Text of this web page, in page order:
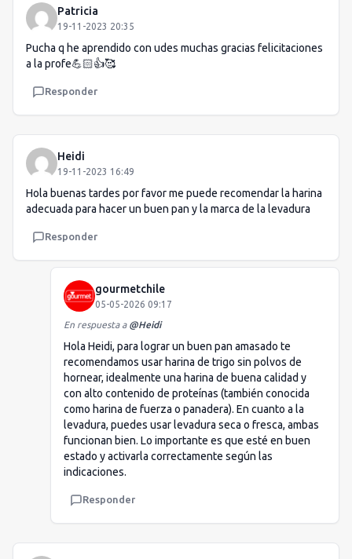
Patricia
19-11-2023 20:35
Pucha q he aprendido con udes muchas gracias felicitaciones
a la profe💪🏻👍🥰
Responder
Heidi
19-11-2023 16:49
Hola buenas tardes por favor me puede recomendar la harina
adecuada para hacer un buen pan y la marca de la levadura
Responder
gourmetchile
05-05-2026 09:17
En respuesta a @Heidi
Hola Heidi, para lograr un buen pan amasado te
recomendamos usar harina de trigo sin polvos de
hornear, idealmente una harina de buena calidad y
con alto contenido de proteínas (también conocida
como harina de fuerza o panadera). En cuanto a la
levadura, puedes usar levadura seca o fresca, ambas
funcionan bien. Lo importante es que esté en buen
estado y activarla correctamente según las
indicaciones.
Responder